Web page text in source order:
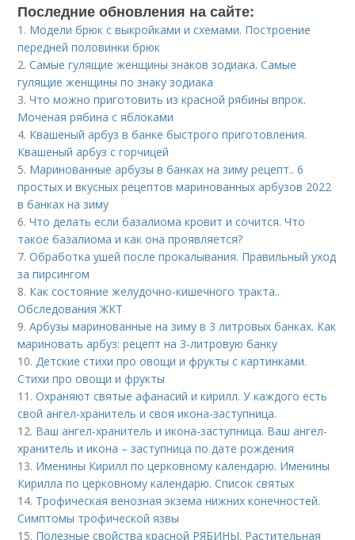
Последние обновления на сайте:
1. Модели брюк с выкройками и схемами. Построение
передней половинки брюк
2.Самые гулящие женщины знаков зодиака. Самые
гулящие женщины по знаку зодиака
3.Что можно приготовить из красной рябины впрок.
Моченая рябина с яблоками
4. Квашеный арбуз в банке быстрого приготовления.
Квашеный арбуз с горчицей
5. Маринованные арбузы в банках на зиму рецепт.. 6
простых и вкусных рецептов маринованных арбузов 2022
в банках на зиму
6.Что делать если базалиома кровит и сочится. Что
такое базалиома и как она проявляется?
7.Обработка ушей после прокалывания. Правильный уход
за пирсингом
8. Как состояние желудочно-кишечного тракта..
Обследования ЖКТ
9.Арбузы маринованные на зиму в 3 литровых банках. Как
мариновать арбуз: рецепт на 3-литровую банку
10.Детские стихи про овощи и фрукты с картинками.
Стихи про овощи и фрукты
11.Охраняют святые афанасий и кирилл. У каждого есть
свой ангел-хранитель и своя икона-заступница.
12. Ваш ангел-хранитель и икона-заступница. Ваш ангел-
хранитель и икона – заступница по дате рождения
13. Именины Кирилл по церковному календарю. Именины
Кирилла по церковному календарю. Список святых
14. Трофическая венозная экзема нижних конечностей.
Симптомы трофической язвы
15. Полезные свойства красной РЯБИНЫ. Растительная